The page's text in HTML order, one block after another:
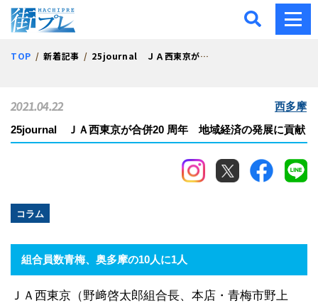
街プレ -東京・西多摩の
TOP 新着記事 25journal ＪＡ西東京が合併20 周年 地域経済の発展に貢献
25journal ＪＡ西東京が合併20 周年 地域経済の発展に貢献
コラム
2021.04.22 西多摩
組合員数青梅、奥多摩の10人に1人
ＪＡ西東京（野﨑啓太郎組合長、本店・青梅市野上